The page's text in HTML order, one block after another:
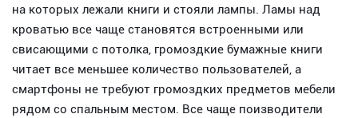
на которых лежали книги и стояли лампы. Ламы над
кроватью все чаще становятся встроенными или
свисающими с потолка, громоздкие бумажные книги
читает все меньшее количество пользователей, а
смартфоны не требуют громоздких предметов мебели
рядом со спальным местом. Все чаще поизводители